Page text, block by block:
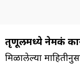
तृणूलमध्ये नेमकं
मिळालेल्या